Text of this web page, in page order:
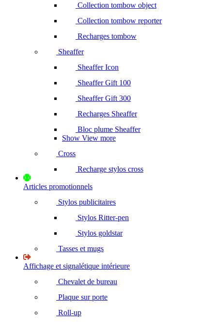
Collection tombow object
Collection tombow reporter
Recharges tombow
Sheaffer
Sheaffer Icon
Sheaffer Gift 100
Sheaffer Gift 300
Recharges Sheaffer
Bloc plume Sheaffer
Show View more
Cross
Recharge stylos cross
Articles promotionnels
Stylos publicitaires
Stylos Ritter-pen
Stylos goldstar
Tasses et mugs
Affichage et signalétique intérieure
Chevalet de bureau
Plaque sur porte
Roll-up